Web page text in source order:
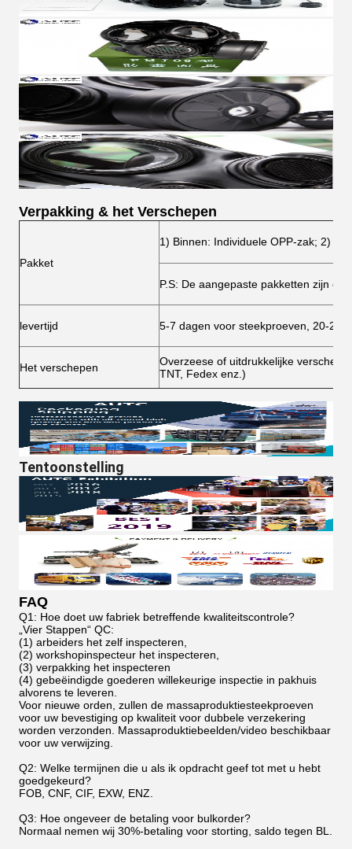
Verpakking & het Verschepen
Pakket
1) Binnen: Individuele OPP-zak; 2)
P.S: De aangepaste pakketten zijn
levertijd 5-7 dagen voor steekproeven, 20-25
Het verschepen
Overzeese of uitdrukkelijke
TNT, Fedex enz.)
Tentoonstelling
FAQ
Q1: Hoe doet uw fabriek betreffende kwaliteitscontrole?
„Vier Stappen“ QC:
(1) arbeiders het zelf inspecteren,
(2) workshopinspecteur het inspecteren,
(3) verpakking het inspecteren
(4) gebeëindigde goederen willekeurige inspectie in pakhuis
alvorens te leveren.
Voor nieuwe orden, zullen de massaproduktiesteekproeven
voor uw bevestiging op kwaliteit voor dubbele verzekering
worden verzonden. Massaproduktiebeelden/video beschikbaar
voor uw verwijzing.
Q2: Welke termijnen die u als ik opdracht geef tot met u hebt
goedgekeurd?
FOB, CNF, CIF, EXW, ENZ.
Q3: Hoe ongeveer de betaling voor bulkorder?
Normaal nemen wij 30%-betaling voor storting, saldo tegen BL.